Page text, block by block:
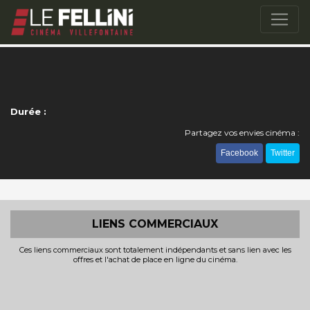
Durée :
Partagez vos envies cinéma :
Facebook Twitter
LIENS COMMERCIAUX
Ces liens commerciaux sont totalement indépendants et sans lien avec les
offres et l'achat de place en ligne du cinéma.